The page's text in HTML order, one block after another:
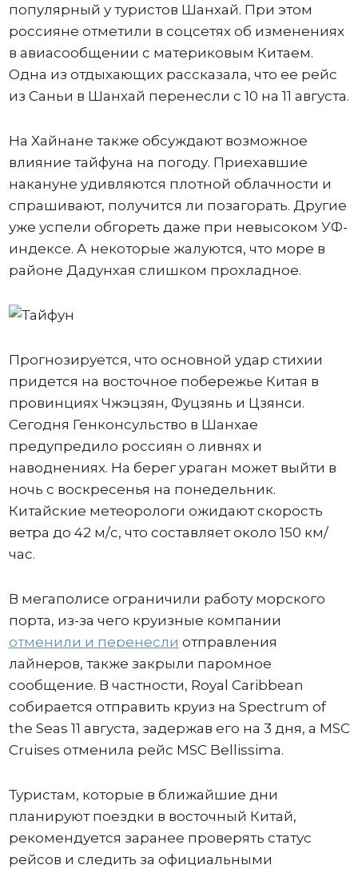
популярный у туристов Шанхай. При этом
россияне отметили в соцсетях об изменениях
в авиасообщении с материковым Китаем.
Одна из отдыхающих рассказала, что ее рейс
из Саньи в Шанхай перенесли с 10 на 11 августа.
На Хайнане также обсуждают возможное
влияние тайфуна на погоду. Приехавшие
накануне удивляются плотной облачности и
спрашивают, получится ли позагорать. Другие
уже успели обгореть даже при невысоком УФ-
индексе. А некоторые жалуются, что море в
районе Дадунхая слишком прохладное.
Прогнозируется, что основной удар стихии
придется на восточное побережье Китая в
провинциях Чжэцзян, Фуцзянь и Цзянси.
Сегодня Генконсульство в Шанхае
предупредило россиян о ливнях и
наводнениях. На берег ураган может выйти в
ночь с воскресенья на понедельник.
Китайские метеорологи ожидают скорость
ветра до 42 м/с, что составляет около 150 км/
час.
В мегаполисе ограничили работу морского
порта, из-за чего круизные компании
отменили и перенесли отправления
лайнеров, также закрыли паромное
сообщение. В частности, Royal Caribbean
собирается отправить круиз на Spectrum of
the Seas 11 августа, задержав его на 3 дня, а MSC
Cruises отменила рейс MSC Bellissima.
Туристам, которые в ближайшие дни
планируют поездки в восточный Китай,
рекомендуется заранее проверять статус
рейсов и следить за официальными